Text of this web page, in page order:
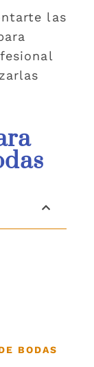
las
BODAS